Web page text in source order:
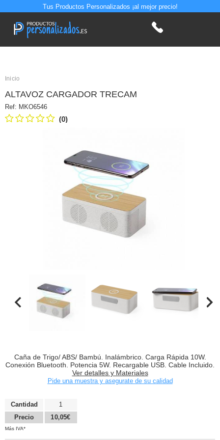
Tus Productos Personalizados ¡al mejor precio!
Inicio
ALTAVOZ CARGADOR TRECAM
Ref: MKO6546
(0)
Caña de Trigo/ ABS/ Bambú. Inalámbrico. Carga Rápida 10W.
Conexión Bluetooth. Potencia 5W. Recargable USB. Cable Incluido.
Ver detalles y Materiales
Pide una muestra y asegurate de su calidad
Cantidad
Precio
1
10,05€
Más IVA*